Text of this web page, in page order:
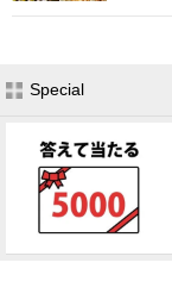
Special